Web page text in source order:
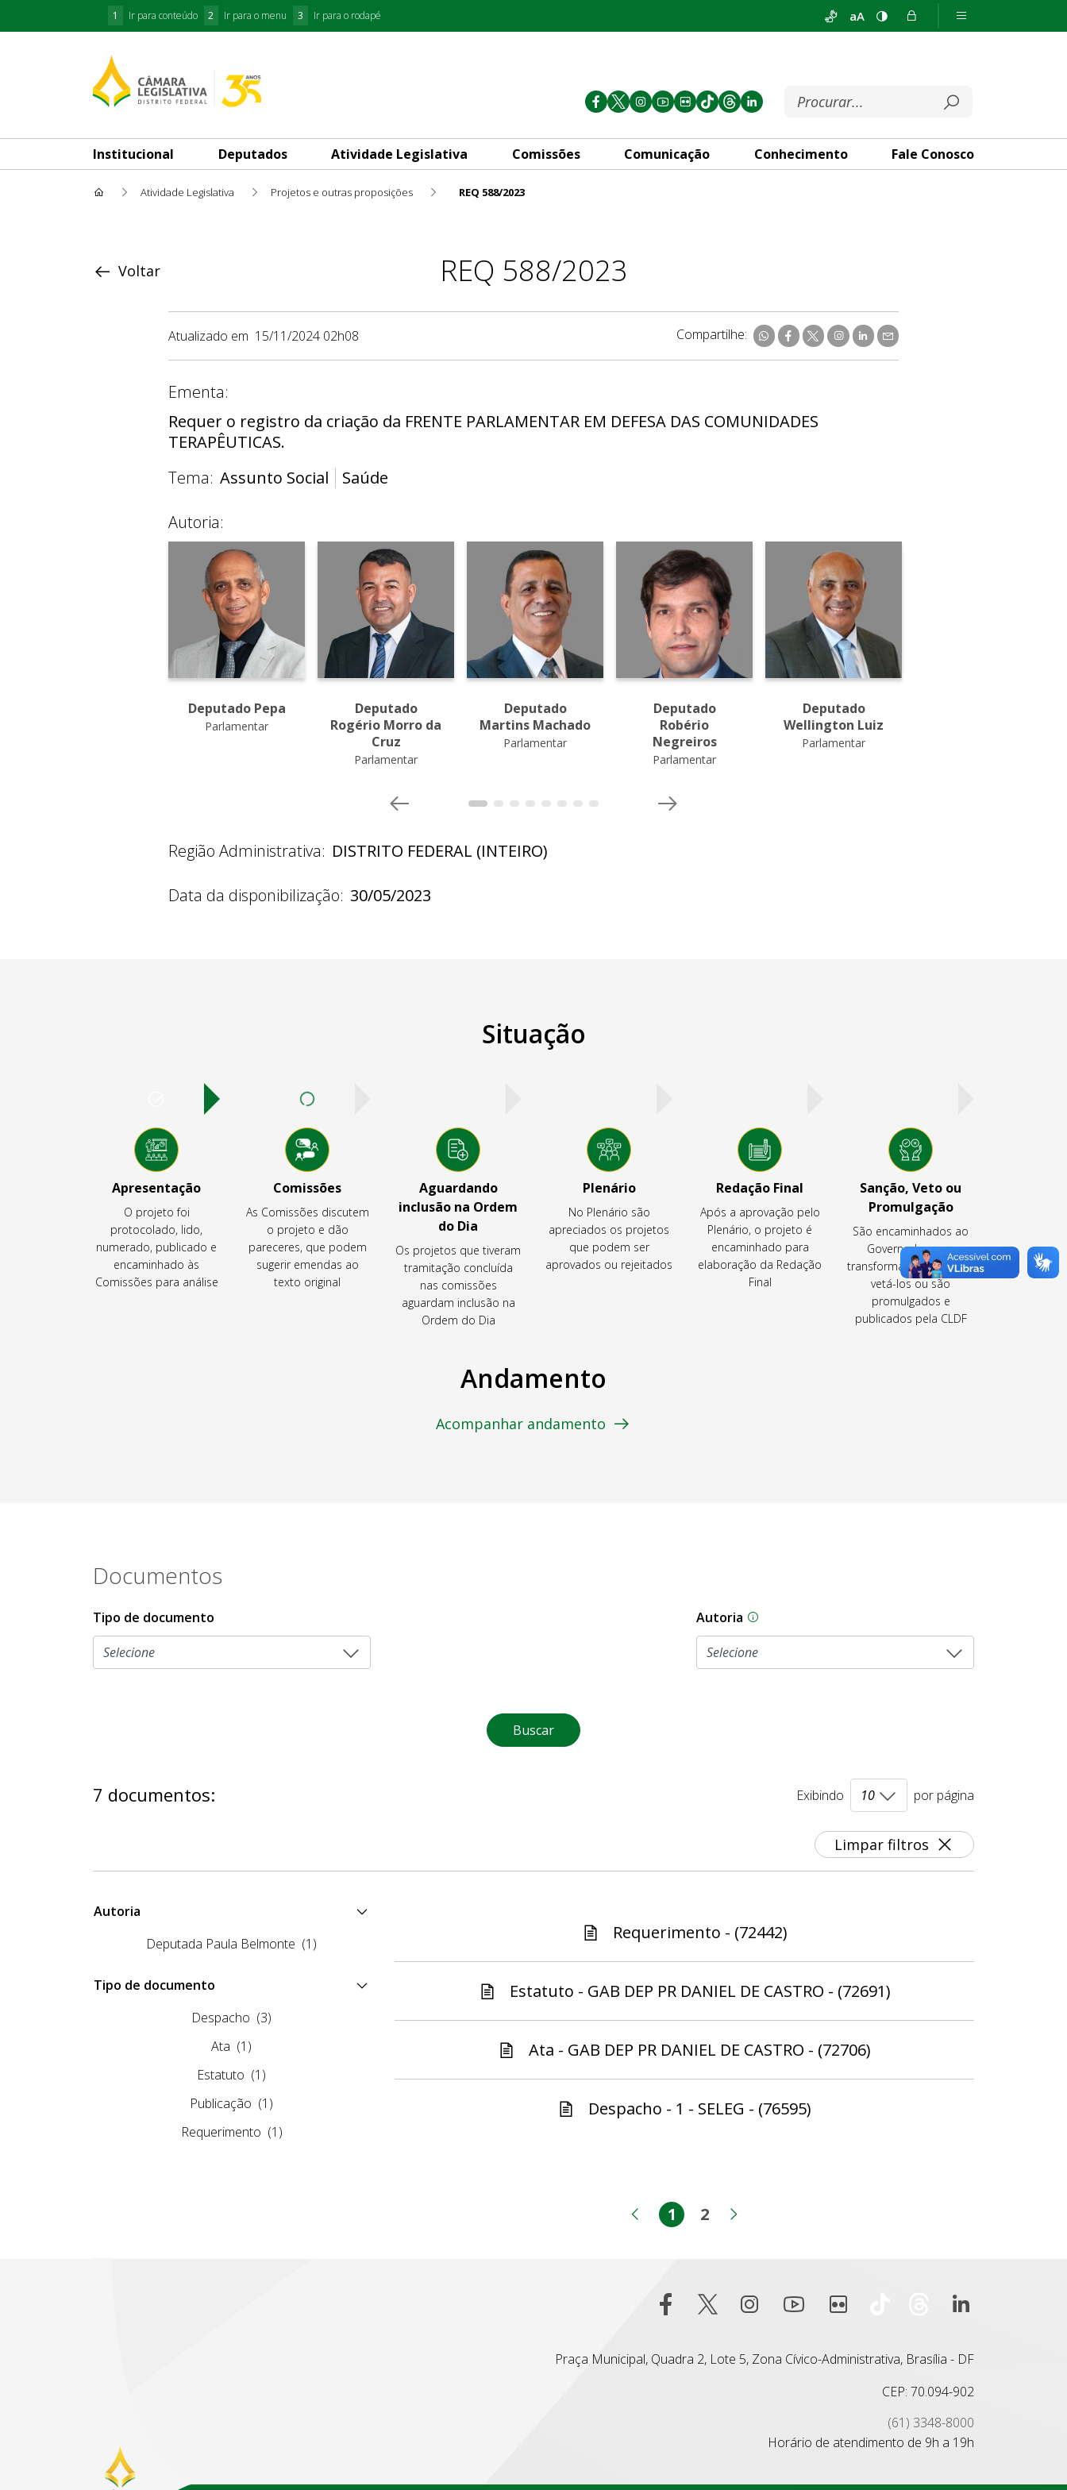
1 Ir para conteúdo 2 Ir para o menu 3 Ir para o rodapé aA
Institucional Deputados Atividade Legislativa Comissões Comunicação Conhecimento Fale Conosco
Atividade Legislativa Projetos e outras proposições REQ 588/2023
REQ 588/2023
Voltar
Atualizado em 15/11/2024 02h08 Compartilhe:
Ementa:
Requer o registro da criação da FRENTE PARLAMENTAR EM DEFESA DAS COMUNIDADES
TERAPÊUTICAS.
Tema: Assunto Social Saúde
Autoria:
Deputado Pepa
Parlamentar
Deputado
Rogério Morro da
Cruz
Parlamentar
Deputado
Martins Machado
Parlamentar
Deputado
Robério
Negreiros
Parlamentar
Deputado
Wellington Luiz
Parlamentar
Região Administrativa: DISTRITO FEDERAL (INTEIRO)
Data da disponibilização: 30/05/2023
Situação
Apresentação
O projeto foi
protocolado, lido,
numerado, publicado e
encaminhado às
Comissões para análise
Comissões
As Comissões discutem
o projeto e dão
pareceres, que podem
sugerir emendas ao
texto original
Aguardando
inclusão na Ordem
do Dia
Os projetos que tiveram
tramitação concluída
nas comissões
aguardam inclusão na
Ordem do Dia
Plenário
No Plenário são
apreciados os projetos
que podem ser
aprovados ou rejeitados
Redação Final
Após a aprovação pelo
Plenário, o projeto é
encaminhado para
elaboração da Redação
Final
Sanção, Veto ou
Promulgação
São encaminhados ao
Governador para
transformá-los em lei ou
vetá-los ou são
promulgados e
publicados pela CLDF
Andamento
Acompanhar andamento
Documentos
Tipo de documento Autoria As proposições legislativas na CLDF podem ser
Buscar
Limpar filtros
7 documentos: Exibindo por página
Autoria
Deputada Paula Belmonte (1)
Tipo de documento
Despacho (3)
Ata (1)
Estatuto (1)
Publicação (1)
Requerimento (1)
Requerimento - (72442)
Estatuto - GAB DEP PR DANIEL DE CASTRO - (72691)
Ata - GAB DEP PR DANIEL DE CASTRO - (72706)
Despacho - 1 - SELEG - (76595)
Página anterior
Página
1 Página
2
Praça Municipal, Quadra 2, Lote 5, Zona Cívico-Administrativa, Brasília - DF
CEP: 70.094-902
(61) 3348-8000
Horário de atendimento de 9h a 19h